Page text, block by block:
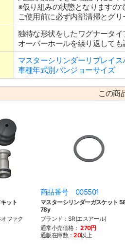
※仮り組みの状態となりますので
ご使用前に必ず内部清掃とグリ
独特な形状をしたワグナータイ
オーバーホールを繰り返して
マスターシリンダーリプレイ
車種年式別バンジョーサイズ
この商
ット
ファク
商品番号 005501
マスターシリンダーガスケット
78y
ブランド：SR(エスアール)
通常小売価格： 270円
通販在庫数：20以上